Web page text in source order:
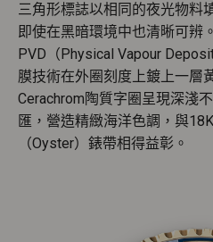
三角形標誌以相同的夜光物料
即使在黑暗環境中也清晰可辨
PVD（Physical Vapour
膜技術在外圈刻度上鍍上一層
Cerachrom陶質字圈呈現深淺
匯，營造精緻海洋色調，與
（Oyster）錶帶相得益彰。